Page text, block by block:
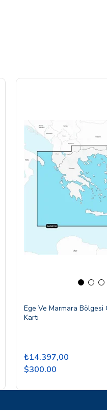
Ege Ve Marmara Bölgesi
Kartı
₺14.397,00
$300.00